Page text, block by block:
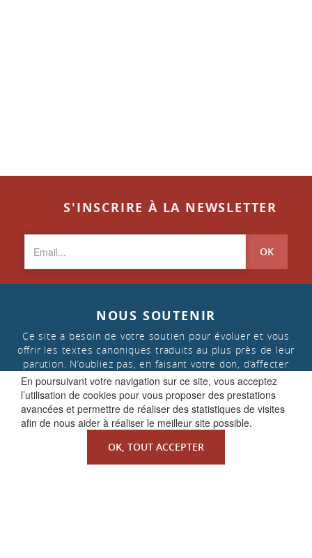
En poursuivant votre navigation sur ce site, vous acceptez
l’utilisation de cookies pour vous proposer des prestations
avancées et permettre de réaliser des statistiques de visites
afin de nous aider à réaliser le meilleur site possible.
OK, TOUT ACCEPTER
S'INSCRIRE À LA NEWSLETTER
OK
NOUS SOUTENIR
Ce site a besoin de votre soutien pour évoluer et vous
offrir les textes canoniques traduits au plus près de leur
parution. N’oubliez pas, en faisant votre don, d’affecter
celui-ci aux « projets de la Faculté de Droit canonique »
FAIRE UN DON